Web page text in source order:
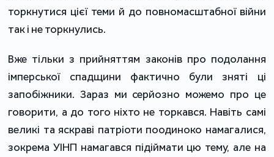
торкнутися цієї теми й до повномасштабної війни
так і не торкнулись.
Вже тільки з прийняттям законів про подолання
імперської спадщини фактично були зняті ці
запобіжники. Зараз ми серйозно можемо про це
говорити, а до того ніхто не торкався. Навіть самі
великі та яскраві патріоти поодиноко намагалися,
зокрема УІНП намагався підіймати цю тему, але на